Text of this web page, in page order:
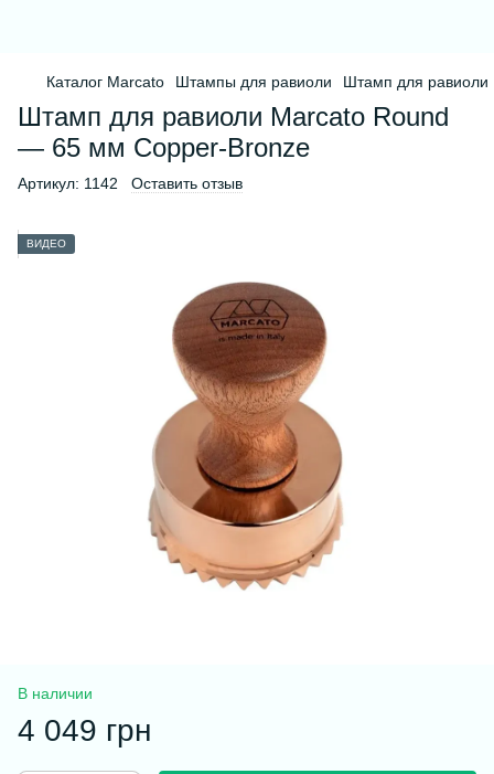
Каталог Marcato Штампы для равиоли Штамп для
Штамп для равиоли Marcato Round
— 65 мм Copper-Bronze
Артикул: 1142 Оставить отзыв
ВИДЕО
В наличии
4 049 грн